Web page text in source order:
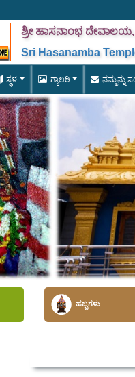
ಶ್ರೀ ಹಾಸನಾಂಭ
Sri Hasanamba
ಸ್ಥಳ ಗ್ಯಾಲರಿ ನಮ್ಮನ್ನು
ಹಬ್ಬಗಳು